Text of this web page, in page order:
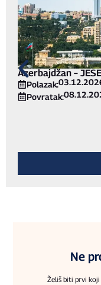
Azerbajdžan –
Polazak:
Povratak:
Ne
Želiš biti prvi